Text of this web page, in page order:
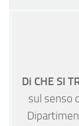
Di CHE SI
sul senso